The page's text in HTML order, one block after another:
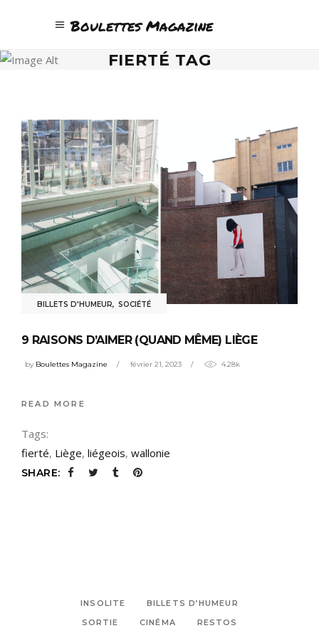
Boulettes Magazine
FIERTÉ TAG
BILLETS D'HUMEUR, SOCIÉTÉ
9 RAISONS D’AIMER (QUAND MÊME) LIÈGE
by Boulettes Magazine février 21, 2023 4.28k
READ MORE
Tags:
fierté, Liège, liégeois, wallonie
SHARE:
INSOLITE
BILLETS D’HUMEUR
SORTIE
CINÉMA
RESTOS